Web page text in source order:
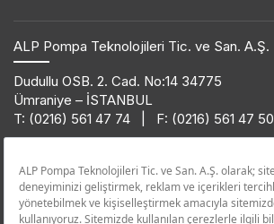
ALP Pompa Teknolojileri Tic. ve San. A.Ş.
Dudullu OSB. 2. Cad. No:14 34775
Ümraniye – İSTANBUL
T: (0216) 561 47 74 | F: (0216) 561 47 50
0850 432 38 62